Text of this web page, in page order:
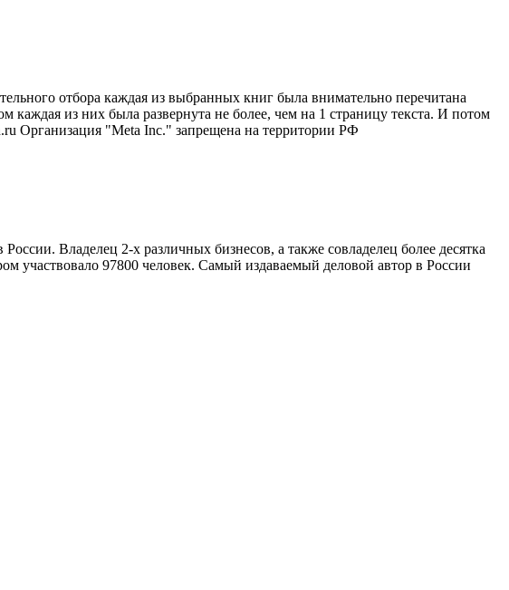
отбора каждая из выбранных книг была внимательно перечитана
из них была развернута не более, чем на 1 страницу текста. И потом
Организация "Meta Inc." запрещена на территории РФ
Владелец 2-х различных бизнесов, а также совладелец более десятка
участвовало 97800 человек. Самый издаваемый деловой автор в России